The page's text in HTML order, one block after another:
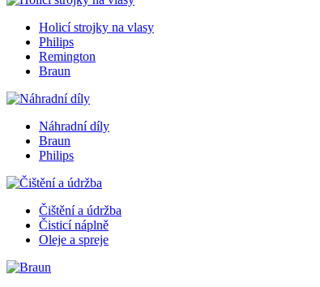
Holicí strojky na vlasy
Philips
Remington
Braun
Náhradní díly
Braun
Philips
Čištění a údržba
Čisticí náplně
Oleje a spreje